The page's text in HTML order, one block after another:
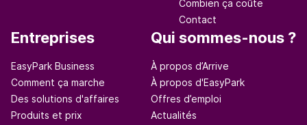
Combien ça coûte
Contact
Entreprises
EasyPark Business
Comment ça marche
Des solutions d'affaires
Produits et prix
Qui sommes-nous ?
À propos d’Arrive
À propos d'EasyPark
Offres d’emploi
Actualités